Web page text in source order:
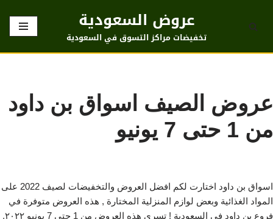
تخطى
عروض السعودية
تخفيضات مراكز التسوق في السعودية
عروض الصيف اسواق بن داود
من 1 حتى 7 يونيو
اسواق بن داود اختارت لكم افضل العروض والتخفيضات لصيف 2022 على
المواد الغذائية وبعض لوازم المنزلية المختارة , هذه العروض متوفرة في
فروع بن داود في السعودية ! تسري هذه العروض من 1 حتى 7 يونيو ٢٠٢٢.